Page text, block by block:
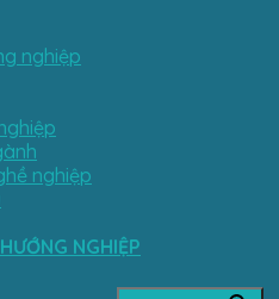
nghiệp
nghiệp
NGHIỆP